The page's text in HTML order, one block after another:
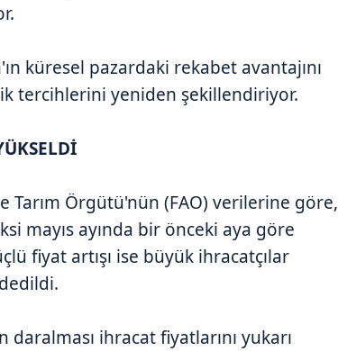
küresel pazardaki rekabet avantajını
tercihlerini yeniden şekillendiriyor.
Tarım Örgütü'nün (FAO) verilerine göre,
mayıs ayında bir önceki aya göre
fiyat artışı ise büyük ihracatçılar
daralması ihracat fiyatlarını yukarı